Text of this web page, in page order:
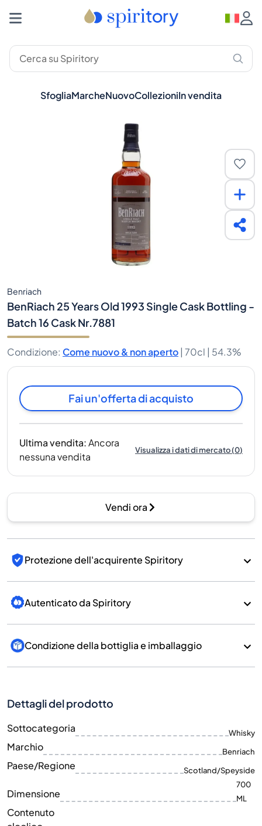
SfogliaMarcheNuovoCollezioniIn vendita
Benriach
BenRiach 25 Years Old 1993 Single Cask Bottling -
Batch 16 Cask Nr.7881
Condizione: Come nuovo & non aperto | 70cl | 54.3%
Fai un'offerta di acquisto
Ultima vendita:Ancora
nessuna vendita
Visualizza i dati di mercato(0)
Vendi ora
Protezione dell'acquirente Spiritory
Autenticato da Spiritory
Condizione della bottiglia e imballaggio
Dettagli del prodotto
Sottocategoria Whisky
Marchio Benriach
Paese/Regione Scotland/Speyside
Dimensione
700
ML
Contenuto